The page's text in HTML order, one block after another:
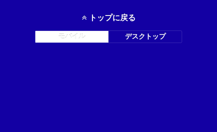
トップに戻る
モバイル デスクトップ